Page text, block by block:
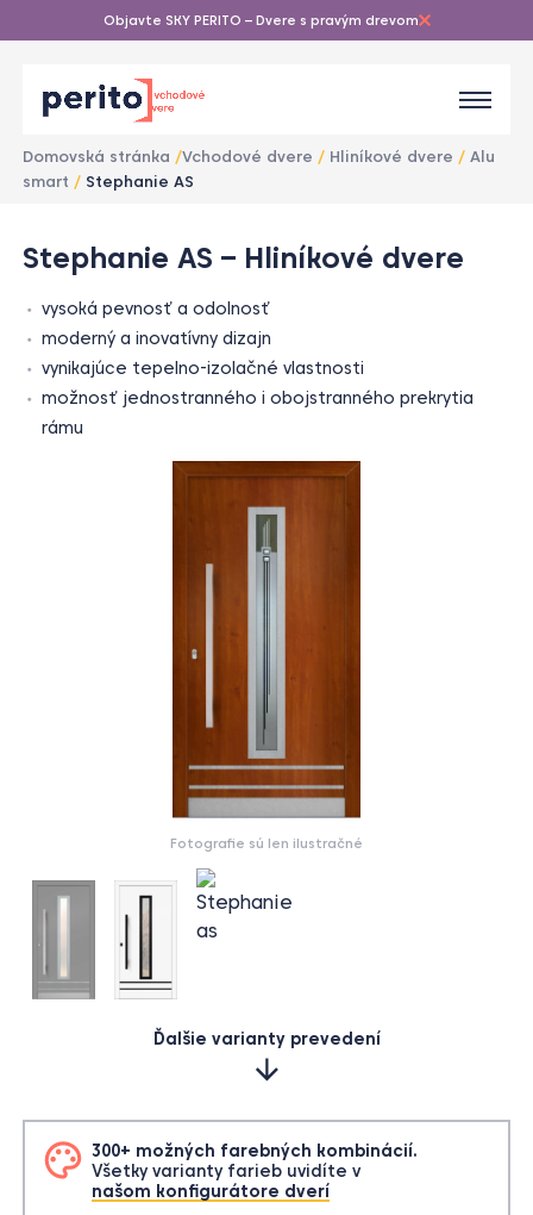
Objavte SKY PERITO – Dvere s pravým drevom
Domovská stránka /Vchodové dvere / Hliníkové dvere / Alu
smart / Stephanie AS
Fotografie sú len ilustračné
Ďalšie varianty prevedení
Stephanie AS – Hliníkové dvere
vysoká pevnosť a odolnosť
moderný a inovatívny dizajn
vynikajúce tepelno-izolačné vlastnosti
možnosť jednostranného i obojstranného prekrytia
rámu
300+ možných farebných kombinácií.
Všetky varianty farieb uvidíte v
našom konfigurátore dverí
1